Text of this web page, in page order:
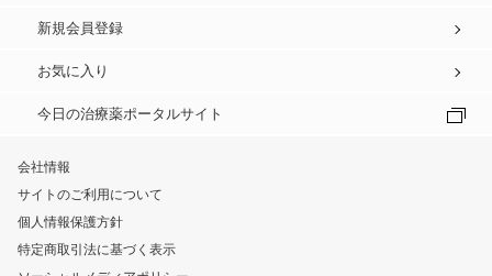
新規会員登録
お気に入り
今日の治療薬ポータルサイト
会社情報
サイトのご利用について
個人情報保護方針
特定商取引法に基づく表示